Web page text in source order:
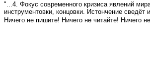
"...4. Фокус современного кризиса явлений
инструментовки, концовки. Истончение
Ничего не пишите! Ничего не читайте! Ничего